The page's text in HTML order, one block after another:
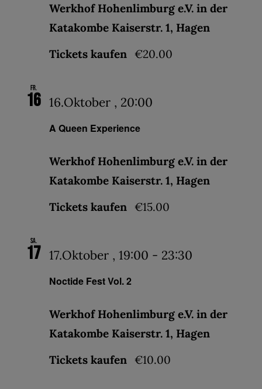
Werkhof Hohenlimburg e.V. in der
Katakombe Kaiserstr. 1, Hagen
Tickets kaufen €20.00
Fr.
16
A Queen Experience
16.Oktober , 20:00
Werkhof Hohenlimburg e.V. in der
Katakombe Kaiserstr. 1, Hagen
Tickets kaufen €15.00
Sa.
17
Noctide Fest Vol. 2
17.Oktober , 19:00 - 23:30
Werkhof Hohenlimburg e.V. in der
Katakombe Kaiserstr. 1, Hagen
Tickets kaufen €10.00